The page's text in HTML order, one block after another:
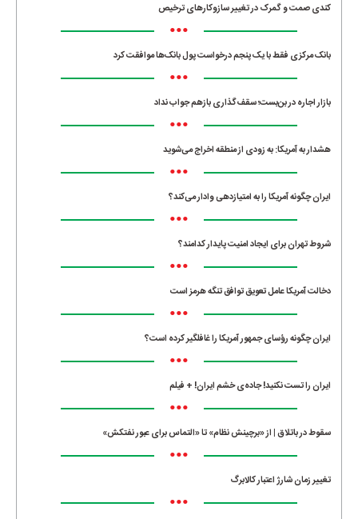
کندی صمت و گمرک در تغییر سازوکارهای ترخیص
•••
بانک مرکزی فقط با یک‌ پنجم درخواست پول بانک‌ها موافقت کرد
•••
بازار اجاره در بن‌بست؛ سقف‌گذاری بازهم جواب نداد
•••
هشدار به آمریکا: به زودی از منطقه اخراج می‌شوید
•••
ایران چگونه آمریکا را به امتیازدهی وادار می‌کند؟
•••
شروط تهران برای ایجاد امنیت پایدار کدامند؟
•••
دخالت آمریکا عامل تعویق توافق تنگه هرمز است
•••
ایران چگونه رؤسای جمهور آمریکا را غافلگیر کرده است؟
•••
ایران را تست نکنید! جاده‌ی خشم ایران! + فیلم
•••
سقوط در باتلاق | از «برچینش نظام» تا «التماس برای عبور نفتکش»
•••
تغییر زمان شارژ اعتبار کالابرگ
•••